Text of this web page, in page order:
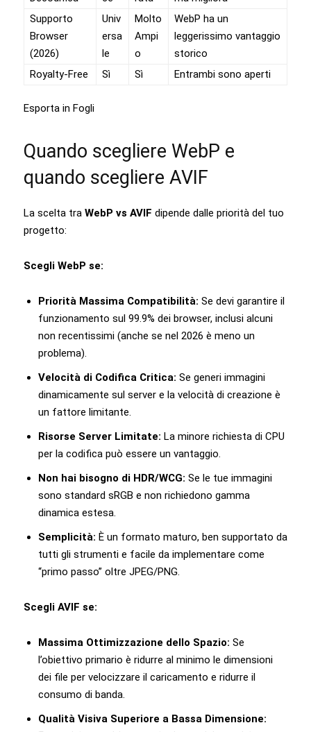
Supporto
Browser
(2026)
Univ
ersa
le
Molto
Ampi
o
WebP ha un
leggerissimo vantaggio
storico
Royalty-Free
Sì Sì Entrambi sono aperti
Esporta in Fogli
Quando scegliere WebP e
quando scegliere AVIF
La scelta tra WebP vs AVIF dipende dalle priorità del tuo
progetto:
Scegli WebP se:
Priorità Massima Compatibilità: Se devi garantire il
funzionamento sul 99.9% dei browser, inclusi alcuni
non recentissimi (anche se nel 2026 è meno un
problema).
Velocità di Codifica Critica: Se generi immagini
dinamicamente sul server e la velocità di creazione è
un fattore limitante.
Risorse Server Limitate: La minore richiesta di CPU
per la codifica può essere un vantaggio.
Non hai bisogno di HDR/WCG: Se le tue immagini
sono standard sRGB e non richiedono gamma
dinamica estesa.
Semplicità: È un formato maturo, ben supportato da
tutti gli strumenti e facile da implementare come
“primo passo” oltre JPEG/PNG.
Scegli AVIF se:
Massima Ottimizzazione dello Spazio: Se
l’obiettivo primario è ridurre al minimo le dimensioni
dei file per velocizzare il caricamento e ridurre il
consumo di banda.
Qualità Visiva Superiore a Bassa Dimensione: